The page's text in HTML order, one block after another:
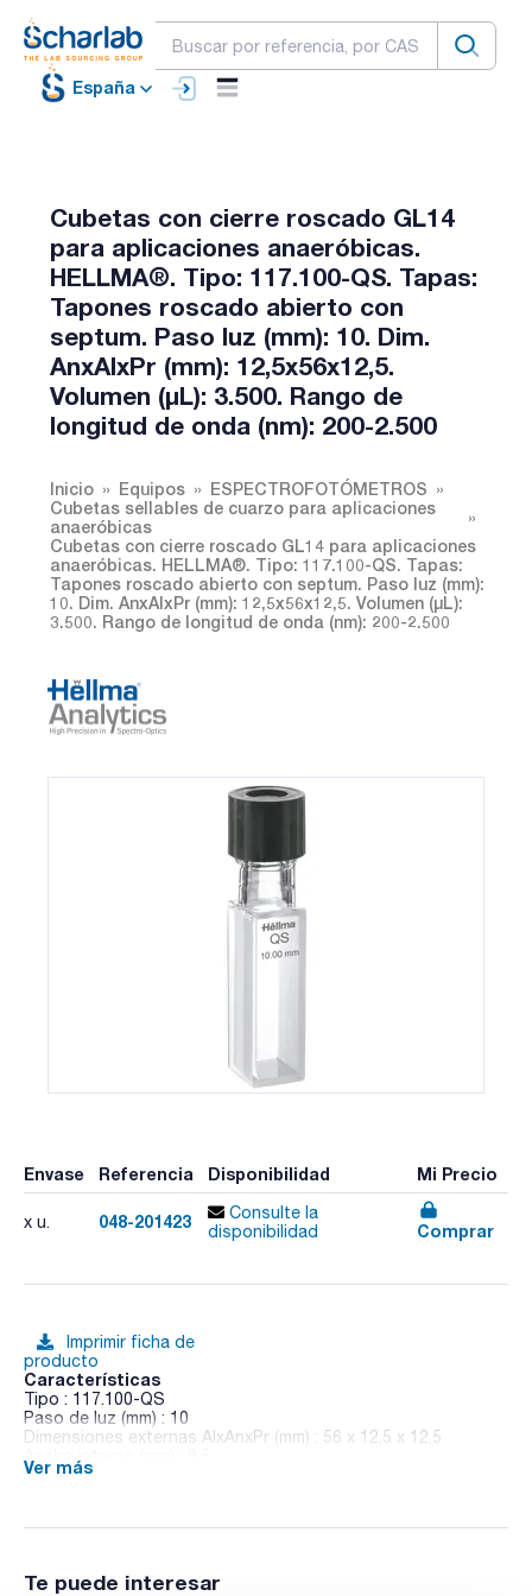
España
Cubetas con cierre roscado GL14
para aplicaciones anaeróbicas.
HELLMA®. Tipo: 117.100-QS. Tapas:
Tapones roscado abierto con
septum. Paso luz (mm): 10. Dim.
AnxAlxPr (mm): 12,5x56x12,5.
Volumen (µL): 3.500. Rango de
longitud de onda (nm): 200-2.500
Inicio Equipos
ESPECTROFOTÓMETROS
Cubetas sellables de cuarzo para aplicaciones
anaeróbicas
Cubetas con cierre roscado GL14 para aplicaciones
anaeróbicas. HELLMA®. Tipo: 117.100-QS. Tapas:
Tapones roscado abierto con septum. Paso luz (mm):
10. Dim. AnxAlxPr (mm): 12,5x56x12,5. Volumen (µL):
3.500. Rango de longitud de onda (nm): 200-2.500
Envase Referencia Disponibilidad Mi Precio
x u. 048-201423
Consulte la
disponibilidad
Comprar
Imprimir ficha de
producto
Características
Tipo : 117.100-QS
Paso de luz (mm) : 10
Dimensiones externas AlxAnxPr (mm) : 56 x 12,5 x 12,5
Grosor base (mm) : 1,5
(abierto) y junta de PTFE
Cubetas macro y semi-micro para aplicaciones anaeróbicas
Ver más
Te puede interesar